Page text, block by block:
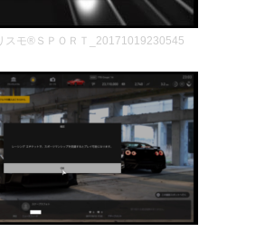
スモ®ＳＰＯＲＴ_20171019230545